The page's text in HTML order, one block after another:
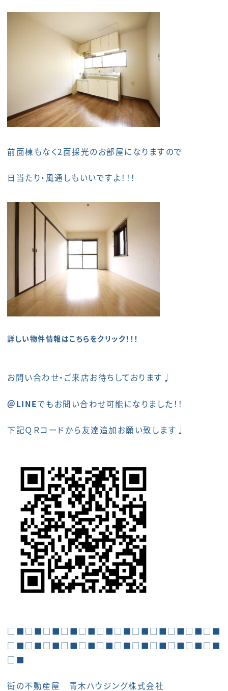
前面棟もなく2面採光のお部屋になりますので
日当たり・風通しもいいですよ！！！
詳しい物件情報はこちらをクリック！！！
お問い合わせ・ご来店お待ちしております♩
＠LINEでもお問い合わせ可能になりました！！
下記ＱＲコードから友達追加お願い致します♩
□■□■□■□■□■□■□■□■□■□■□■□■
□■□■□■□■□■□■□■□■□■□■□■□■
□■
街の不動産屋 青木ハウジング株式会社